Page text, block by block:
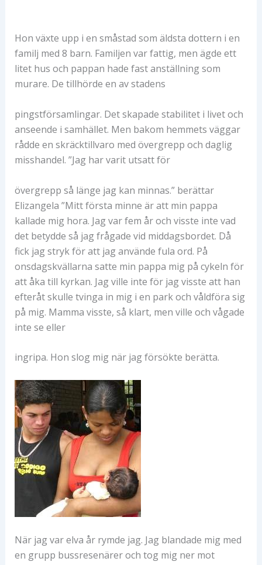
Hon växte upp i en småstad som äldsta dottern i en
familj med 8 barn. Familjen var fattig, men ägde ett
litet hus och pappan hade fast anställning som
murare. De tillhörde en av stadens
pingstförsamlingar. Det skapade stabilitet i livet och
anseende i samhället. Men bakom hemmets väggar
rådde en skräcktillvaro med övergrepp och daglig
misshandel. ”Jag har varit utsatt för
övergrepp så länge jag kan minnas.” berättar
Elizangela ”Mitt första minne är att min pappa
kallade mig hora. Jag var fem år och visste inte vad
det betydde så jag frågade vid middagsbordet. Då
fick jag stryk för att jag använde fula ord. På
onsdagskvällarna satte min pappa mig på cykeln för
att åka till kyrkan. Jag ville inte för jag visste att han
efteråt skulle tvinga in mig i en park och våldföra sig
på mig. Mamma visste, så klart, men ville och vågade
inte se eller
ingripa. Hon slog mig när jag försökte berätta.
När jag var elva år rymde jag. Jag blandade mig med
en grupp bussresenärer och tog mig ner mot